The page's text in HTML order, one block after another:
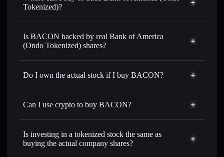
Tokenized)?
Is BACON backed by real Bank of America
(Ondo Tokenized) shares?
Do I own the actual stock if I buy BACON?
Can I use crypto to buy BACON?
Is investing in a tokenized stock the same as
buying the actual company shares?